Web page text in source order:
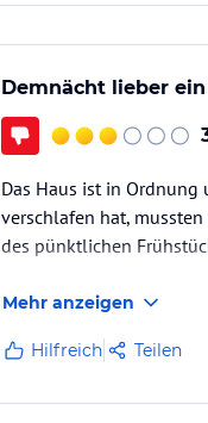
Demnächt lieber
Das Haus ist in
verschlafen hat,
des pünktlichen
Mehr anzeigen
Hilfreich Teilen